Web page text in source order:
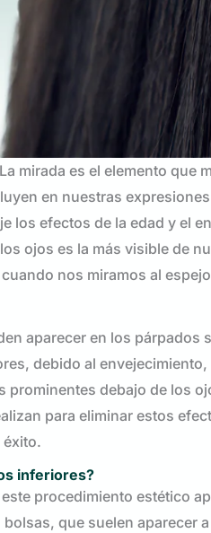
mirada es el elemento que
en nuestras
los efectos de la edad y el
ojos es la más visible de
nos miramos al
aparecer en los
debido al
prominentes debajo de los
para eliminar estos
éxito.
inferiores?
procedimiento estético
que suelen aparecer